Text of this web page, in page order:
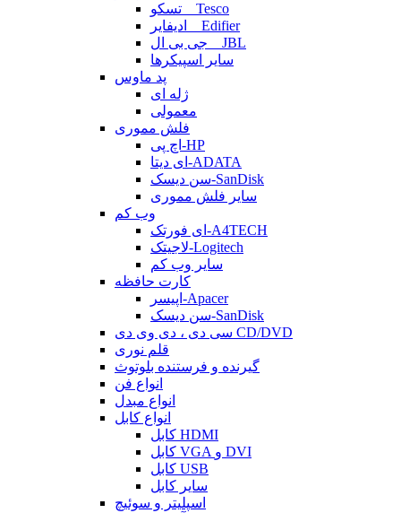
تسکو _ Tesco
ادیفایر _ Edifier
جی بی ال _ JBL
سایر اسپیکرها
پد ماوس
ژله ای
معمولی
فلش مموری
اچ پی-HP
ای دیتا-ADATA
سن دیسک-SanDisk
سایر فلش مموری
وب کم
ای فورتک-A4TECH
لاجیتک-Logitech
سایر وب کم
کارت حافظه
اپیسر-Apacer
سن دیسک-SanDisk
سی دی ، دی وی دی CD/DVD
قلم نوری
گیرنده و فرستنده بلوتوث
انواع فن
انواع مبدل
انواع کابل
کابل HDMI
کابل VGA و DVI
کابل USB
سایر کابل
اسپلیتر و سوئیچ